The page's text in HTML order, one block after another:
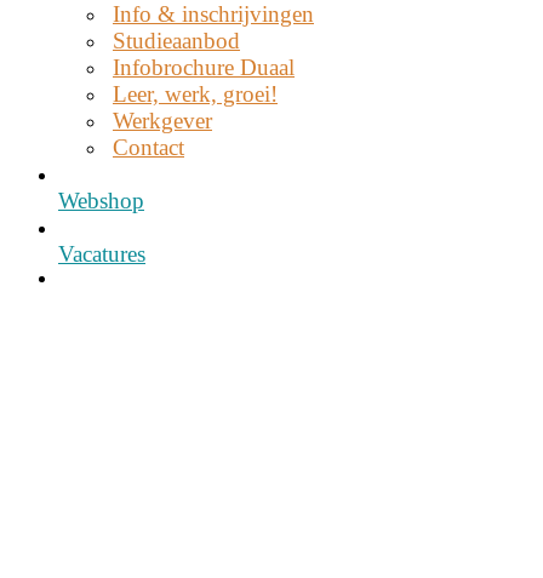
Info & inschrijvingen
Studieaanbod
Infobrochure Duaal
Leer, werk, groei!
Werkgever
Contact
Webshop
Vacatures